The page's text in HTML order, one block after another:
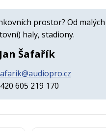
prostor? Od
haly, stadiony.
Jan Šafařík
605 219 170